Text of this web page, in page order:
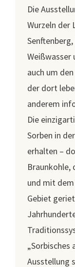
Die
Wurzeln der
Weißwasser
auch um
der dort
anderem
Die
Sorben in
erhalten –
Braunkohle,
und mit
Gebiet
„Sorbisches
Ausstellung